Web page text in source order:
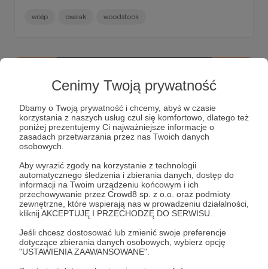
Cenimy Twoją prywatność
Dbamy o Twoją prywatność i chcemy, abyś w czasie
korzystania z naszych usług czuł się komfortowo, dlatego też
poniżej prezentujemy Ci najważniejsze informacje o
zasadach przetwarzania przez nas Twoich danych
osobowych.
Aby wyrazić zgody na korzystanie z technologii
automatycznego śledzenia i zbierania danych, dostęp do
informacji na Twoim urządzeniu końcowym i ich
przechowywanie przez Crowd8 sp. z o.o. oraz podmioty
zewnętrzne, które wspierają nas w prowadzeniu działalności,
kliknij AKCEPTUJĘ I PRZECHODZĘ DO SERWISU.
Jeśli chcesz dostosować lub zmienić swoje preferencje
dotyczące zbierania danych osobowych, wybierz opcję
"USTAWIENIA ZAAWANSOWANE".
wośp owsiak woodstock
22.01.2024 ● Brak komentarzy
Rozmowy Rawicza dla WOŚP i...
słuchaczy podcastu w najnowszej audycji Pirackiego Radia
PIORUN!